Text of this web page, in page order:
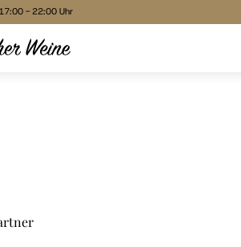
von 17:00 - 22:00 Uhr
genießen, Freunde treffen!
lassen
Freunde treffen!